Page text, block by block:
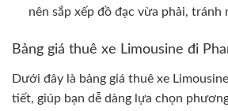
nên sắp xếp đồ đạc vừa phải, tránh
Bảng giá thuê xe Limousine đi
Dưới đây là bảng giá thuê xe
tiết, giúp bạn dễ dàng lựa chọn